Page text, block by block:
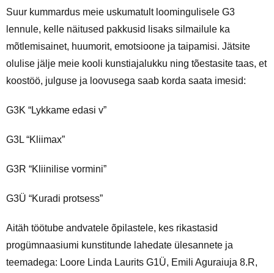
Suur kummardus meie uskumatult loomingulisele G3
lennule, kelle näitused pakkusid lisaks silmailule ka
mõtlemisainet, huumorit, emotsioone ja taipamisi. Jätsite
olulise jälje meie kooli kunstiajalukku ning tõestasite taas, et
koostöö, julguse ja loovusega saab korda saata imesid:
G3K “Lykkame edasi v”
G3L “Kliimax”
G3R “Kliinilise vormini”
G3Ü “Kuradi protsess”
Aitäh töötube andvatele õpilastele, kes rikastasid
progümnaasiumi kunstitunde lahedate ülesannete ja
teemadega: Loore Linda Laurits G1Ü, Emili Aguraiuja 8.R,